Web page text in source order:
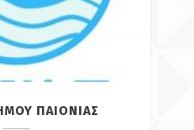
OΑΣΑ